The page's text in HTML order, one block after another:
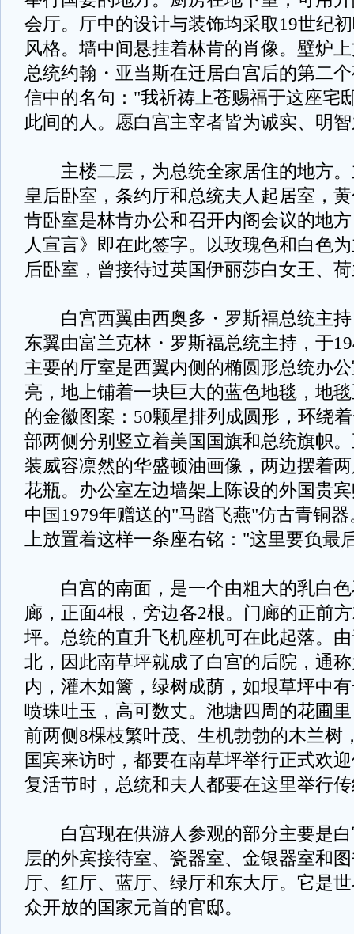
会厅。厅中的设计与装饰均采取19世纪
风格。墙中间悬挂着林肯的肖像。壁炉
总统约翰・亚当斯在迁居白宫后的第二
信中的名句："我祈祷上苍赐福于这座宅
此间的人。愿白宫主宰者皆为诚实、明
主楼二层，为总统全家居住的地方。
皇后卧室，条约厅和总统夫人起居室，
肯卧室是林肯办公和召开内阁会议的地
人宣言》即在此签字。以玫瑰色和白色
后卧室，曾接待过英国伊丽莎白女王、
白宫西翼由西奥多・罗斯福总统主持
东翼由富兰克林・罗斯福总统主持，于
主要的厅室是西翼内侧的椭圆形总统办
亮，地上铺着一块巨大的蓝色地毯，地
的金徽图案：50颗星排列成圆形，环绕
部两侧分别竖立着美国国旗和总统旗帜
装威容凛然的华盛顿油画像，两边摆着
花瓶。办公室左边墙架上陈设的外国贵
中国1979年赠送的"马踏飞燕"仿古青铜
上放置着这样一条座右铭："这里要负最
白宫的南面，是一个由粗大的乳白色
廊，正面4根，旁边各2根。门廊的正前
坪。总统的直升飞机座机可在此起落。
北，因此南草坪就成了白宫的后院，通
内，灌木如篱，绿树成荫，如垠草坪中
喷珠吐玉，高可数丈。池塘四周的花圃
前两侧8棵枝繁叶茂、生机勃勃的木兰树
国宾来访时，都要在南草坪举行正式欢
复活节时，总统和夫人都要在这里举行
白宫现在供游人参观的部分主要是白
层的外宾接待室、瓷器室、金银器室和
厅、红厅、蓝厅、绿厅和东大厅。它是
众开放的国家元首的官邸。